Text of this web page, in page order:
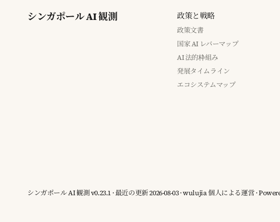
シンガポール AI 観測 政策と戦略
政策文書
国家 AI レバーマップ
AI 法的枠組み
発展タイムライン
エコシステムマップ
シンガポール AI 観測 v0.23.1 · 最近の更新 2026-08-03 · wulujia 個人による運営 ·